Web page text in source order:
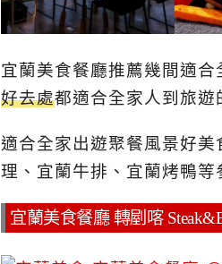
宜蘭美食餐廳推薦幾間適合
好去處都適合全家人到旅遊
適合全家出遊聚餐風景好
理、宜蘭牛排、宜蘭烤鴨等
宜蘭美食餐廳 轉剭喀